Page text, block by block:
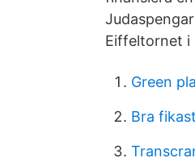
Eiffeltornet i
Green
Bra